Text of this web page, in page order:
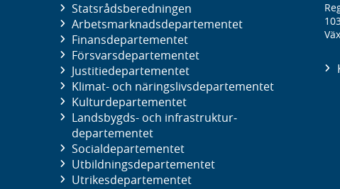
Statsrådsberedningen
Arbetsmarknads­departementet
Finans­departementet
Försvars­departementet
Justitie­departementet
Klimat- och näringslivs­departementet
Kultur­departementet
Landsbygds- och infrastruktur­
departementet
Social­departementet
Utbildnings­departementet
Utrikes­departementet